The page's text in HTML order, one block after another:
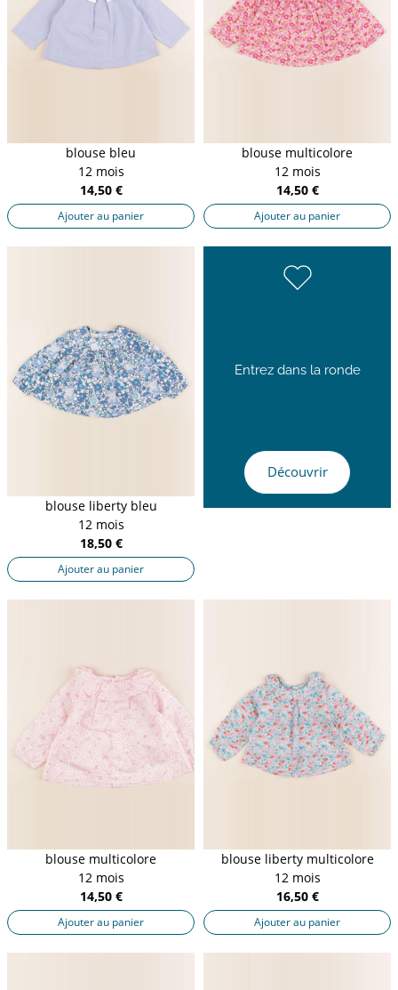
blouse bleu
12 mois
14,50 €
Ajouter au panier
blouse multicolore
12 mois
14,50 €
Ajouter au panier
blouse liberty bleu
12 mois
18,50 €
Ajouter au panier
blouse multicolore
12 mois
14,50 €
Ajouter au panier
blouse liberty multicolore
12 mois
16,50 €
Ajouter au panier
Entrez dans la ronde
Découvrir